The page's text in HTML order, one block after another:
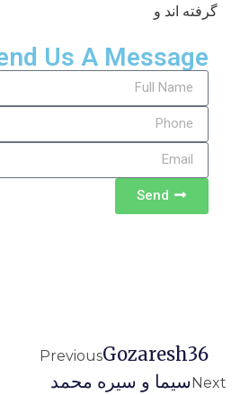
گرفته اند و
Us A Message
Send
PreviousGozaresh36
Nextسیما و سیره محمد